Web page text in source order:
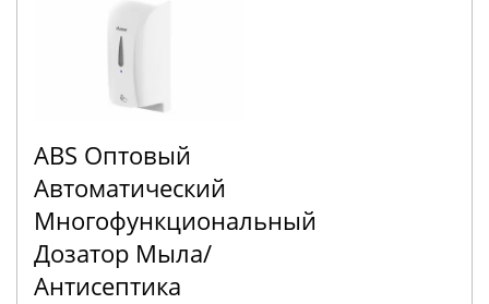
ABS Оптовый
Автоматический
Многофункциональный
Дозатор Мыла/
Антисептика